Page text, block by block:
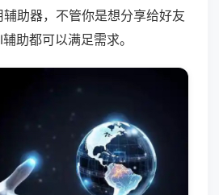
助器，不管你是想分享给好友
助都可以满足需求。